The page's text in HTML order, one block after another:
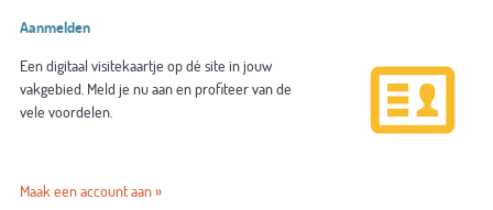
Aanmelden
Een digitaal visitekaartje op dé site in jouw
vakgebied. Meld je nu aan en profiteer van de
vele voordelen.
Maak een account aan »